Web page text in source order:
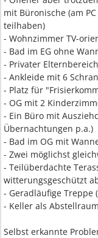
mit Büronische (am
teilhaben)
- Wohnzimmer TV-
- Bad im EG ohne
- Privater
- Ankleide mit 6
- Platz für
- OG mit 2
- Ein Büro mit
Übernachtungen p.a.)
- Bad im OG mit
- Zwei möglichst
- Teilüberdachte
witterungsgeschützt
- Geradläufige Treppe
- Keller als
Selbst erkannte